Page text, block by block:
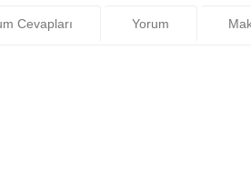
Cevapları Yorum